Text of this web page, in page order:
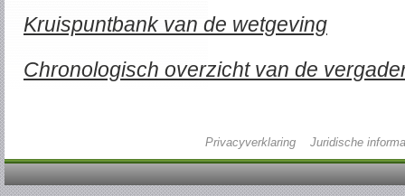
Kruispuntbank van de wetgeving
Chronologisch overzicht van de
Privacyverklaring Juridische